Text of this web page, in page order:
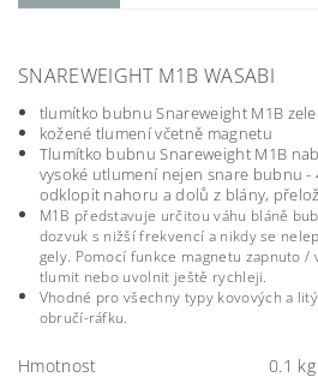
SNAREWEIGHT M1B WASABI
tlumítko bubnu Snareweight M1B
kožené tlumení včetně magnetu
Tlumítko bubnu Snareweight M1B
vysoké utlumení nejen snare bubnu -
odklopit nahoru a dolů z blány,
M1B představuje určitou váhu bláně
dozvuk s nižší frekvencí a nikdy se
gely. Pomocí funkce magnetu zapnuto
tlumit nebo uvolnit ještě rychleji.
Vhodné pro všechny typy kovových a
obručí-ráfku.
Hmotnost 0.1 kg